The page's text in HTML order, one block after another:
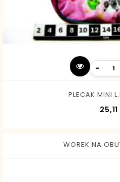
-
PLECAK MINI
25,11
WOREK NA